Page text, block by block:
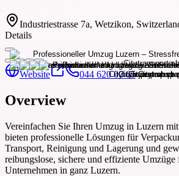
Industriestrasse 7a, Wetzikon,
Details
Website 044 620 00 65
Overview
Vereinfachen Sie Ihren Umzug in Luzern
bieten professionelle Lösungen für
Transport, Reinigung und Lagerung und
reibungslose, sichere und effiziente Umzüge
Unternehmen in ganz Luzern.